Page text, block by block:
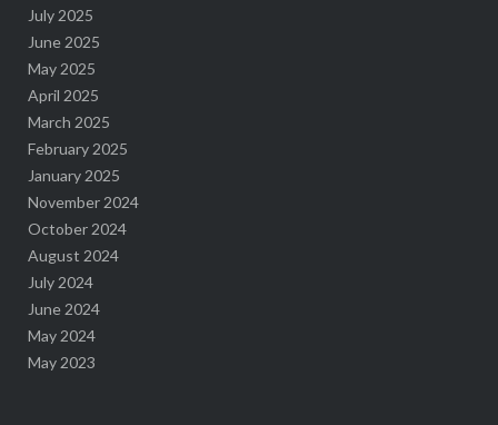
July 2025
June 2025
May 2025
April 2025
March 2025
February 2025
January 2025
November 2024
October 2024
August 2024
July 2024
June 2024
May 2024
May 2023